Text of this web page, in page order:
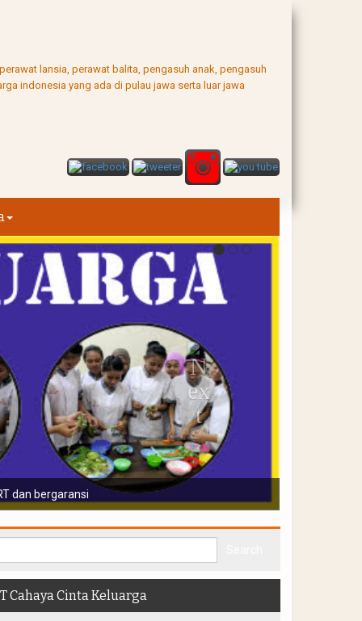
lansia, perawat balita, pengasuh anak, pengasuh
indonesia yang ada di pulau jawa serta luar jawa
Cahaya Cinta Keluarga